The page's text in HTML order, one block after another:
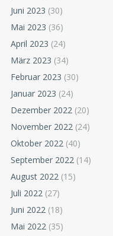
Juni 2023 (30)
Mai 2023 (36)
April 2023 (24)
März 2023 (34)
Februar 2023 (30)
Januar 2023 (24)
Dezember 2022 (20)
November 2022 (24)
Oktober 2022 (40)
September 2022 (14)
August 2022 (15)
Juli 2022 (27)
Juni 2022 (18)
Mai 2022 (35)